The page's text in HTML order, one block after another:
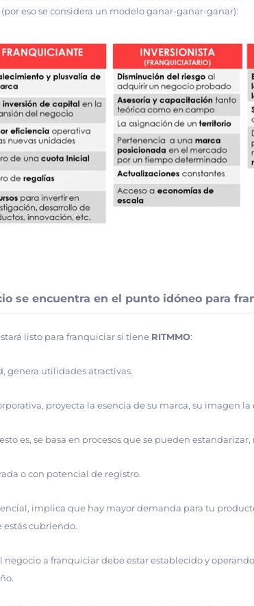
eso se considera un modelo ganar-ganar-ganar):
se encuentra en el punto idóneo para
listo para franquiciar si tiene RITMMO:
genera utilidades atractivas.
proyecta la esencia de su marca, su imagen
es, se basa en procesos que se pueden
o con potencial de registro.
implica que hay mayor demanda para tu
cubriendo.
negocio a franquiciar debe estar establecido y